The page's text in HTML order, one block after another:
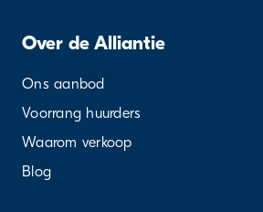
Over de Alliantie
Ons aanbod
Voorrang huurders
Waarom verkoop
Blog